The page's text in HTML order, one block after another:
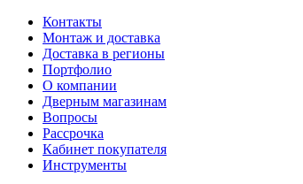
Контакты
Монтаж и доставка
Доставка в регионы
Портфолио
О компании
Дверным магазинам
Вопросы
Рассрочка
Кабинет покупателя
Инструменты